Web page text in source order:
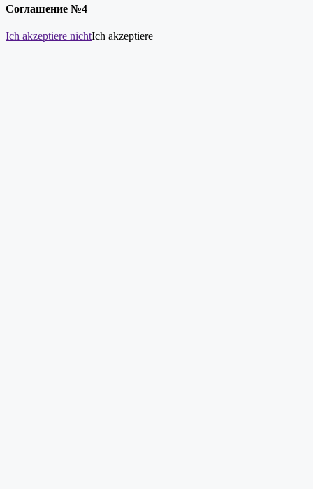
Соглашение №4
Ich akzeptiere nichtIch akzeptiere